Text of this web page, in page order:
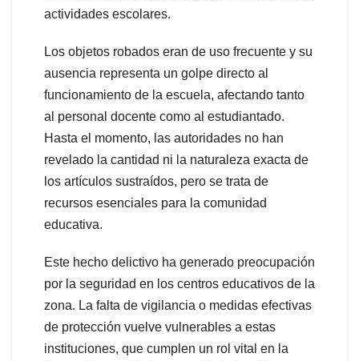
actividades escolares.
Los objetos robados eran de uso frecuente y su
ausencia representa un golpe directo al
funcionamiento de la escuela, afectando tanto
al personal docente como al estudiantado.
Hasta el momento, las autoridades no han
revelado la cantidad ni la naturaleza exacta de
los artículos sustraídos, pero se trata de
recursos esenciales para la comunidad
educativa.
Este hecho delictivo ha generado preocupación
por la seguridad en los centros educativos de la
zona. La falta de vigilancia o medidas efectivas
de protección vuelve vulnerables a estas
instituciones, que cumplen un rol vital en la